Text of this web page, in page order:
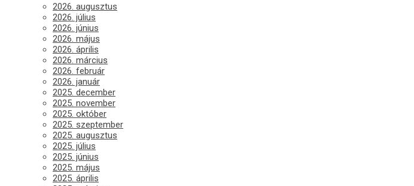
2026. augusztus
2026. július
2026. június
2026. május
2026. április
2026. március
2026. február
2026. január
2025. december
2025. november
2025. október
2025. szeptember
2025. augusztus
2025. július
2025. június
2025. május
2025. április